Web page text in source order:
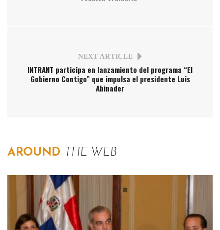
NEXT ARTICLE
INTRANT participa en lanzamiento del programa “El
Gobierno Contigo” que impulsa el presidente Luis
Abinader
AROUND THE WEB